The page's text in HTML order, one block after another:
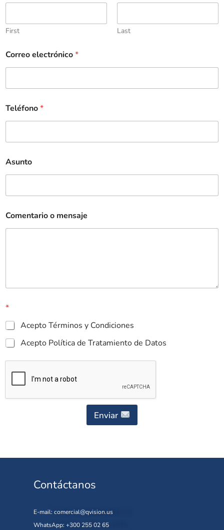
First Last
Correo electrónico*
Teléfono*
Asunto
Comentario o mensaje
*
Acepto Términos y Condiciones
Acepto Política de Tratamiento de Datos
Enviar
Contáctanos
E-mail: comercial@qvision.us
WhatsApp: +300 255 02 65